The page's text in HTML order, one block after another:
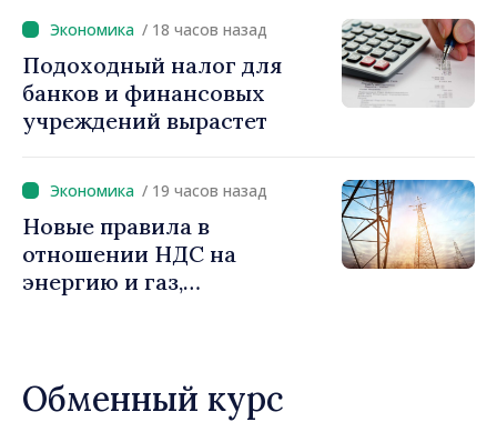
снижение налоговой
нагрузки на труд,
стимулирование
инвестиций и более
справедливое
/ 18 часов назад
Подоходный налог для
банков и финансовых
учреждений вырастет
/ 19 часов назад
Новые правила в
отношении НДС на
энергию и газ,
Обменный курс